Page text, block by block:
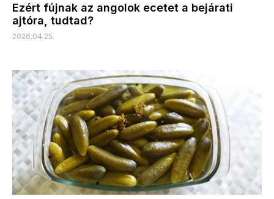
Ezért fújnak az angolok ecetet a bejárati
ajtóra, tudtad?
2026.04.25.